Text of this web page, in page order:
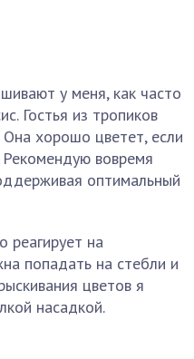
у меня, как часто
Гостья из тропиков
Она хорошо цветет, если
вовремя
оптимальный
на
попадать на стебли и
цветов я
насадкой.